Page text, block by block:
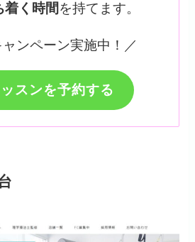
着く時間を持てます。
ンペーン実施中！／
スンを予約する